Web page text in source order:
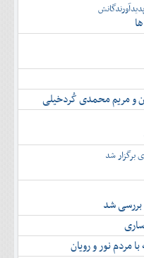
و مریم محمدی کُردخیلی
برگزار شد
شد
مردم نور و رویان